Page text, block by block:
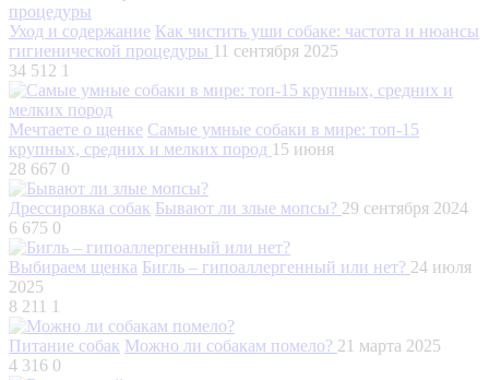
Уход и содержание Как чистить уши собаке: частота и нюансы
гигиенической процедуры 11 сентября 2025
34 512 1
Мечтаете о щенке Самые умные собаки в мире: топ-15
крупных, средних и мелких пород 15 июня
28 667 0
Дрессировка собак Бывают ли злые мопсы? 29 сентября 2024
6 675 0
Выбираем щенка Бигль – гипоаллергенный или нет? 24 июля
2025
8 211 1
Питание собак Можно ли собакам помело? 21 марта 2025
4 316 0